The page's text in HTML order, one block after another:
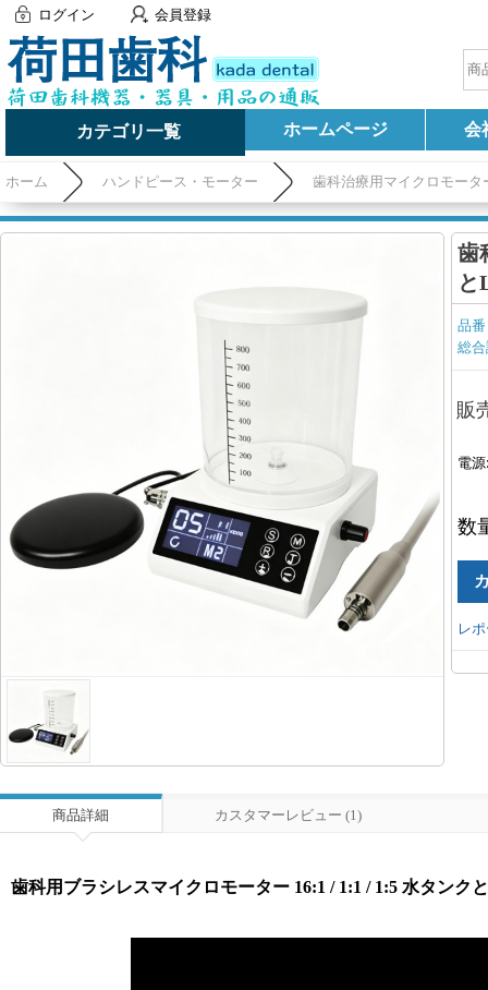
ログイン 会員登録
カテゴリ一覧 ホームページ 会
ホーム ハンドピース・モーター 歯科治療用マイクロモータ
歯
と
品
総
販
電源:
数
レ
商品詳細 カスタマーレビュー (1)
歯科用ブラシレスマイクロモーター 16:1 / 1:1 / 1:5 水タンク